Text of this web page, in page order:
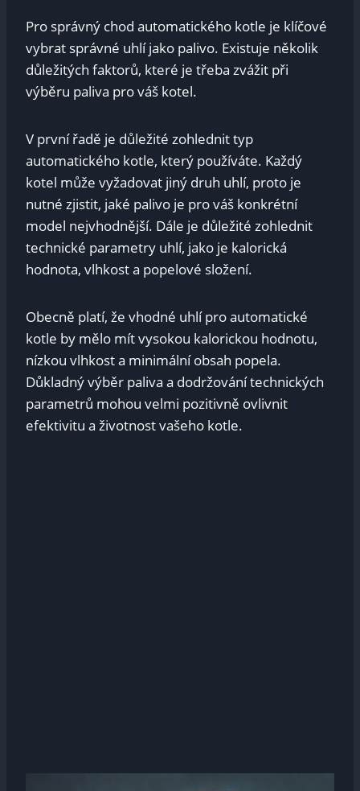
Pro správný chod⁣ automatického kotle je klíčové⁢
vybrat správné uhlí jako palivo. Existuje několik
důležitých ⁣faktorů, které je třeba zvážit při
výběru⁢ paliva pro váš kotel.
V⁤ první řadě je ⁢důležité ⁤zohlednit ⁤typ
automatického kotle, který používáte. Každý
kotel může vyžadovat jiný druh ⁤uhlí, proto je
nutné ⁢zjistit, jaké ⁤palivo⁢ je pro váš konkrétní
model nejvhodnější. Dále‍ je‌ důležité zohlednit
technické parametry uhlí, jako⁤ je kalorická⁣
hodnota, vlhkost a⁣ popelové‍ složení.
Obecně platí, že ‌vhodné ​uhlí ​pro automatické
kotle by mělo⁣ mít vysokou kalorickou hodnotu,
nízkou vlhkost‍ a minimální obsah popela.
Důkladný výběr paliva a dodržování technických
parametrů mohou velmi pozitivně ovlivnit
efektivitu a životnost vašeho kotle.